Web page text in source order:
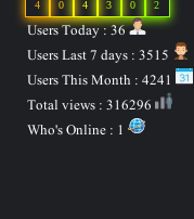
2
0
3
4
0
4
Users Today : 36